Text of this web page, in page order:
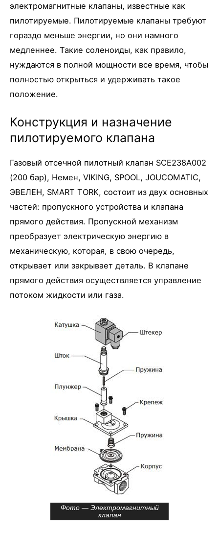
электромагнитные клапаны, известные как
пилотируемые. Пилотируемые клапаны требуют
гораздо меньше энергии, но они намного
медленнее. Такие соленоиды, как правило,
нуждаются в полной мощности все время, чтобы
полностью открыться и удерживать такое
положение.
Конструкция и назначение
пилотируемого клапана
Газовый отсечной пилотный клапан SCE238A002
(200 бар), Немен, VIKING, SPOOL, JOUCOMATIC,
ЭВЕЛЕН, SMART TORK, состоит из двух основных
частей: пропускного устройства и клапана
прямого действия. Пропускной механизм
преобразует электрическую энергию в
механическую, которая, в свою очередь,
открывает или закрывает деталь. В клапане
прямого действия осуществляется управление
потоком жидкости или газа.
Фото — Электромагнитный
клапан